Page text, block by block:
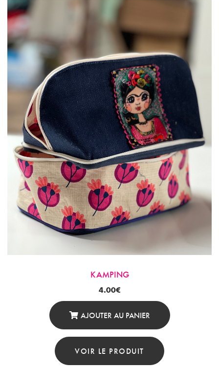
KAMPING
4.00€
AJOUTER AU PANIER
VOIR LE PRODUIT